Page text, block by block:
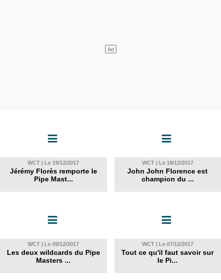
WCT | Le 19/12/2017
Jérémy Florès remporte le
Pipe Mast...
WCT | Le 18/12/2017
John John Florence est
champion du ...
WCT | Le 09/12/2017
Les deux wildcards du Pipe
Masters ...
WCT | Le 07/12/2017
Tout ce qu'il faut savoir sur
le Pi...